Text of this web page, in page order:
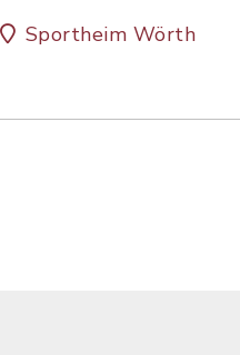
Sportheim Wörth